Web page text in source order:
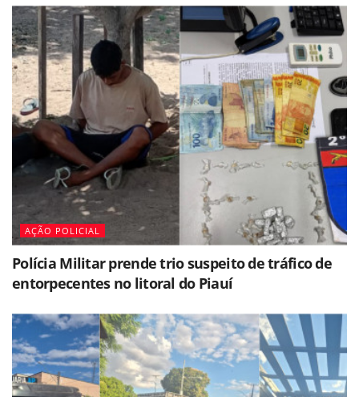
AÇÃO POLICIAL
Polícia Militar prende trio suspeito de tráfico de
entorpecentes no litoral do Piauí